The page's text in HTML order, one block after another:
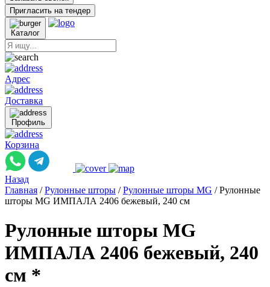
Пригласить на тендер
Каталог
Адрес
Доставка
Профиль
Корзина
Назад
Главная / Рулонные шторы / Рулонные шторы MG / Рулонные
шторы MG ИМПАЛА 2406 бежевый, 240 см
Рулонные шторы MG
ИМПАЛА 2406 бежевый, 240
см *